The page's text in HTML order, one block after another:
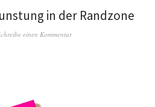
in der Randzone
einen Kommentar